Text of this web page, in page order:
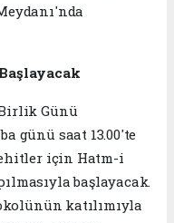
Günü
günü saat 13.00'te
için Hatm-i
başlayacak.
katılımıyla